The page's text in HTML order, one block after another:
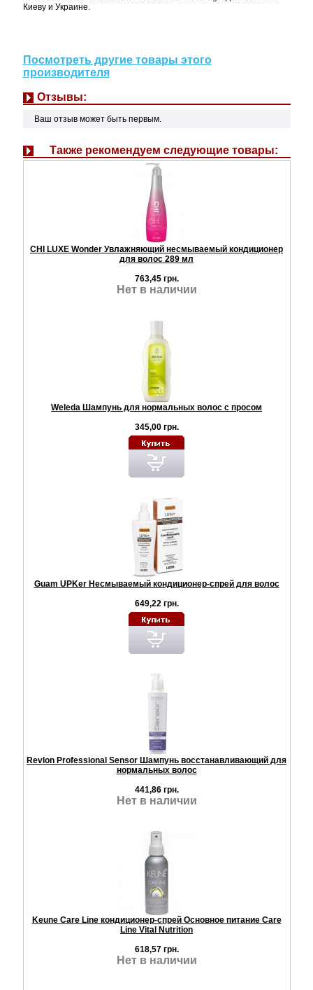
Киеву и Украине.
Посмотреть другие товары этого
производителя
Отзывы:
Ваш отзыв может быть первым.
Также рекомендуем следующие товары:
CHI LUXE Wonder Увлажняющий несмываемый кондиционер
для волос 289 мл
763,45 грн.
Нет в наличии
Weleda Шампунь для нормальных волос с просом
345,00 грн.
Guam UPKer Несмываемый кондиционер-спрей для волос
649,22 грн.
Revlon Professional Sensor Шампунь восстанавливающий для
нормальных волос
441,86 грн.
Нет в наличии
Keune Care Line кондиционер-спрей Основное питание Care
Line Vital Nutrition
618,57 грн.
Нет в наличии